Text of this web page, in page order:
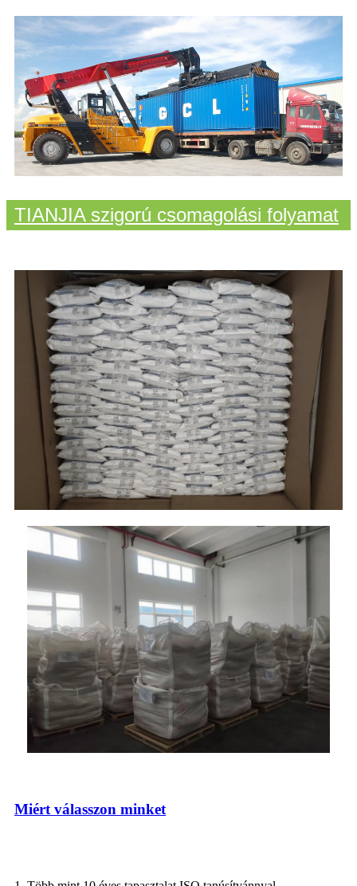
TIANJIA szigorú csomagolási folyamat
Miért válasszon minket